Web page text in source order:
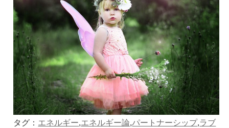
タグ： エネルギー,エネルギー論,パートナーシップ,ラブ